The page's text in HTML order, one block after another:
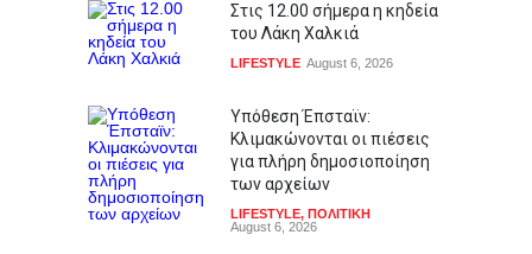
Στις 12.00 σήμερα η κηδεία
του Λάκη Χαλκιά
LIFESTYLE August 6, 2026
Υπόθεση Έπσταϊν:
Κλιμακώνονται οι πιέσεις
για πλήρη δημοσιοποίηση
των αρχείων
LIFESTYLE, ΠΟΛΙΤΙΚΗ
August 6, 2026